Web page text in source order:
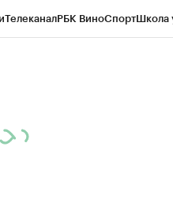
ТелеканалРБК ВиноСпортШкола